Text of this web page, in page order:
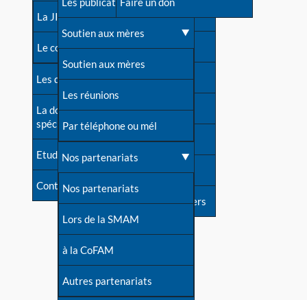
Une difficulté d'allaitement ?
Cas particuliers
Mythes et vérités
Devenir animatrice ?
Une question sur le site
La JIA
Le congrès
Les dossiers de l'allaitement
La documentation
spécialisée
Etudes récentes
Contact
contacts
Contact presse
Dossier de presse
Soutenir LLL
Livre d'or
Forum
S'inscrire à nos newsletters
Soutien aux mères
Soutien aux mères
Les réunions
Par téléphone ou mél
Nos partenariats
Nos partenariats
Lors de la SMAM
à la CoFAM
Autres partenariats